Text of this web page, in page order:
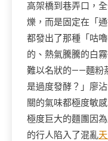
高架橋到巷弄口，
爍，而是固定在「
都發出了那種「咕
的、熱氣騰騰的白
難以名狀的——麵粉
是過度發酵？」廖
關的氣味都極度敏
極度巨大的麵團因
的行人陷入了混亂